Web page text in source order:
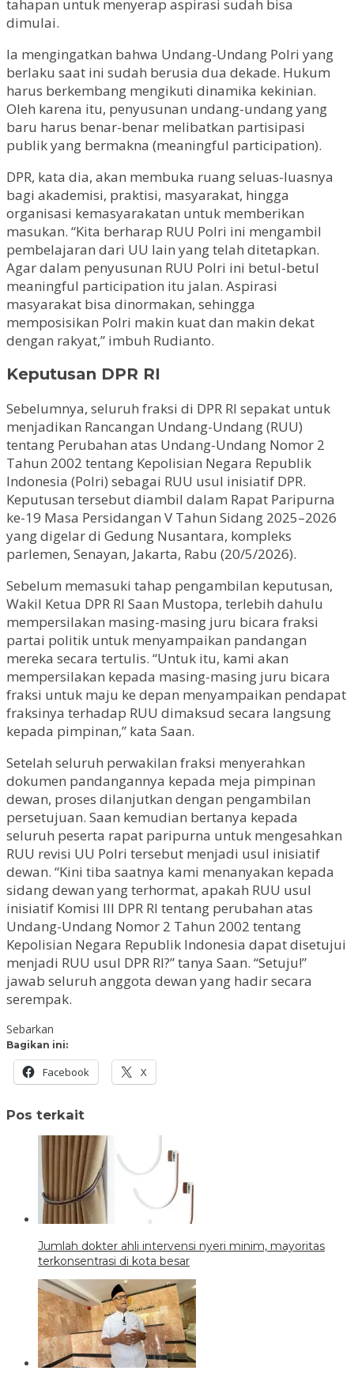
tahapan untuk menyerap aspirasi sudah bisa
dimulai.
Ia mengingatkan bahwa Undang-Undang Polri yang
berlaku saat ini sudah berusia dua dekade. Hukum
harus berkembang mengikuti dinamika kekinian.
Oleh karena itu, penyusunan undang-undang yang
baru harus benar-benar melibatkan partisipasi
publik yang bermakna (meaningful participation).
DPR, kata dia, akan membuka ruang seluas-luasnya
bagi akademisi, praktisi, masyarakat, hingga
organisasi kemasyarakatan untuk memberikan
masukan. “Kita berharap RUU Polri ini mengambil
pembelajaran dari UU lain yang telah ditetapkan.
Agar dalam penyusunan RUU Polri ini betul-betul
meaningful participation itu jalan. Aspirasi
masyarakat bisa dinormakan, sehingga
memposisikan Polri makin kuat dan makin dekat
dengan rakyat,” imbuh Rudianto.
Keputusan DPR RI
Sebelumnya, seluruh fraksi di DPR RI sepakat untuk
menjadikan Rancangan Undang-Undang (RUU)
tentang Perubahan atas Undang-Undang Nomor 2
Tahun 2002 tentang Kepolisian Negara Republik
Indonesia (Polri) sebagai RUU usul inisiatif DPR.
Keputusan tersebut diambil dalam Rapat Paripurna
ke-19 Masa Persidangan V Tahun Sidang 2025–2026
yang digelar di Gedung Nusantara, kompleks
parlemen, Senayan, Jakarta, Rabu (20/5/2026).
Sebelum memasuki tahap pengambilan keputusan,
Wakil Ketua DPR RI Saan Mustopa, terlebih dahulu
mempersilakan masing-masing juru bicara fraksi
partai politik untuk menyampaikan pandangan
mereka secara tertulis. “Untuk itu, kami akan
mempersilakan kepada masing-masing juru bicara
fraksi untuk maju ke depan menyampaikan pendapat
fraksinya terhadap RUU dimaksud secara langsung
kepada pimpinan,” kata Saan.
Setelah seluruh perwakilan fraksi menyerahkan
dokumen pandangannya kepada meja pimpinan
dewan, proses dilanjutkan dengan pengambilan
persetujuan. Saan kemudian bertanya kepada
seluruh peserta rapat paripurna untuk mengesahkan
RUU revisi UU Polri tersebut menjadi usul inisiatif
dewan. “Kini tiba saatnya kami menanyakan kepada
sidang dewan yang terhormat, apakah RUU usul
inisiatif Komisi III DPR RI tentang perubahan atas
Undang-Undang Nomor 2 Tahun 2002 tentang
Kepolisian Negara Republik Indonesia dapat disetujui
menjadi RUU usul DPR RI?” tanya Saan. “Setuju!”
jawab seluruh anggota dewan yang hadir secara
serempak.
Sebarkan
Bagikan ini:
Facebook X
Pos terkait
Jumlah dokter ahli intervensi nyeri minim, mayoritas
terkonsentrasi di kota besar